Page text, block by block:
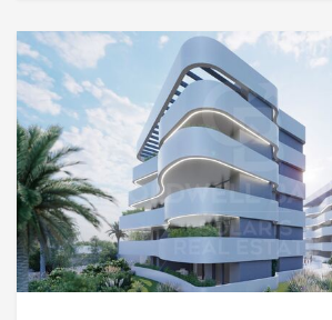
Benidorm. Schlüsselmerkmale Oberfläche von 250 m²
Schlafzimmer: 3 (eines mit Umkleideraum
privater Terrasse) Badezimmer: 3 mit
2 Fahrzeuge Anordnung und Flächen Ein geräumiges und
helles Wohnzimmer mit
öffnet sich zu einer der Hauptterrassen
die atemberaubenden Meerblicke zu
Speisesaal, der an eine voll
angeschlossen ist, bietet Zugang zu
Terrasse mit Grillplatz und halb
ganzjährigen Genießen. Das Hauptschlafzimmer bietet ein
großes Ankleidezimmer, ein eigenes
direkten Zugang zu einer privaten
Cookies ändern